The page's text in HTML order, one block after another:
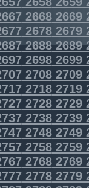
26682669
26782679
26882689
26982699
27082709
27182719
27282729
27382739
27482749
27582759
27682769
27782779